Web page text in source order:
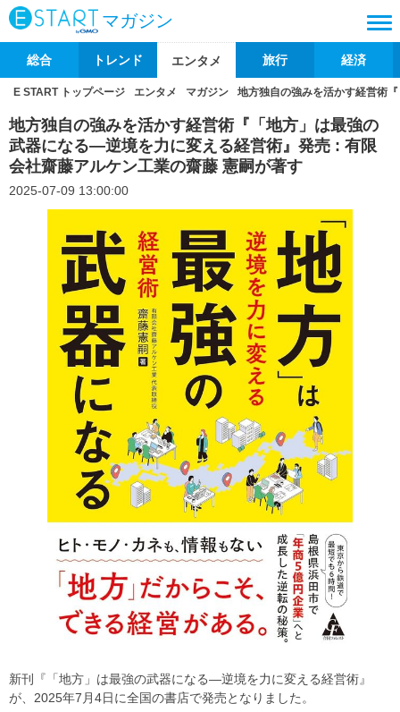
マガジン
総合 トレンド エンタメ 旅行 経済
E START トップページ エンタメ マガジン 地方独自の強みを活かす経営術
地方独自の強みを活かす経営術『「地方」は最強の
武器になる―逆境を力に変える経営術』発売 : 有限
会社齋藤アルケン工業の齋藤 憲嗣が著す
2025-07-09 13:00:00
新刊『「地方」は最強の武器になる―逆境を力に変える経営術』
が、2025年7月4日に全国の書店で発売となりました。